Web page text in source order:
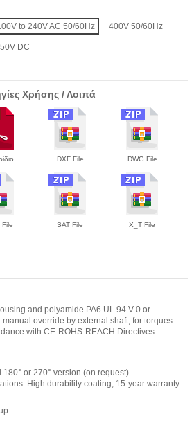
to 240V AC 50/60Hz 400V 50/60Hz
DC
Χρήσης / Λοιπά
DXF File DWG File
File SAT File X_T File
and polyamide PA6 UL 94 V-0 or
override by external shaft, for torques
with CE-ROHS-REACH Directives
or 270° version (on request)
High durability coating, 15-year warranty